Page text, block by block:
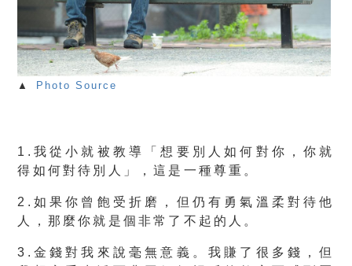
▲ Photo Source
1.我從小就被教導「想要別人如何對你，你就
得如何對待別人」，這是一種尊重。
2.如果你曾飽受折磨，但仍有勇氣溫柔對待他
人，那麼你就是個非常了不起的人。
3.金錢對我來說毫無意義。我賺了很多錢，但